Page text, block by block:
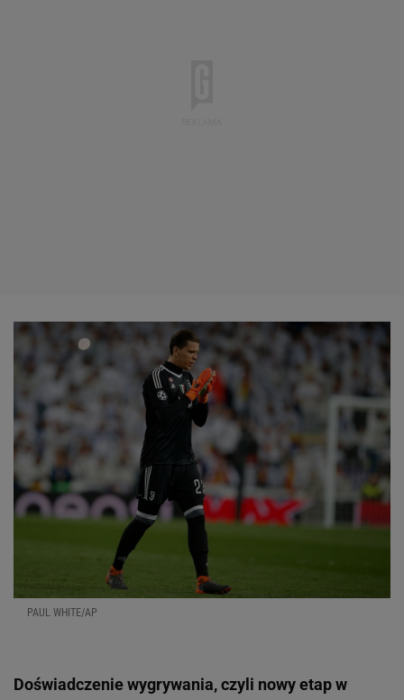
PAUL WHITE/AP
Doświadczenie wygrywania, czyli nowy etap w